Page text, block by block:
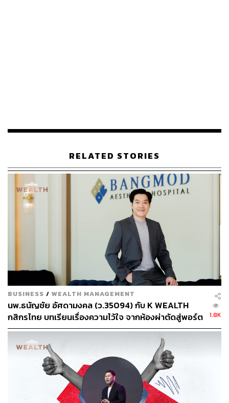
RELATED STORIES
BUSINESS / WEALTH MANAGEMENT
นพ.ธนัญชัย อัศดามงคล (ว.35094) กับ K WEALTH
กสิกรไทย บทเรียนเรื่องความไว้ใจ จากห้องผ่าตัดสู่พอร์ต
การลงทุน [เนื้อหาสนับสนุนโดยธนาคารกสิกรไทย]
1.8K